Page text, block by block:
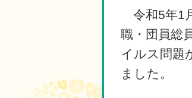
令和5年1
職・団員総
イルス問題
ました。